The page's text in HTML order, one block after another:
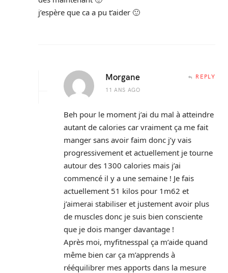
j’espère que ca a pu t’aider 🙂
Morgane
11 ANS AGO
REPLY
Beh pour le moment j’ai du mal à atteindre
autant de calories car vraiment ça me fait
manger sans avoir faim donc j’y vais
progressivement et actuellement je tourne
autour des 1300 calories mais j’ai
commencé il y a une semaine ! Je fais
actuellement 51 kilos pour 1m62 et
j’aimerai stabiliser et justement avoir plus
de muscles donc je suis bien consciente
que je dois manger davantage !
Après moi, myfitnesspal ça m’aide quand
même bien car ça m’apprends à
rééquilibrer mes apports dans la mesure